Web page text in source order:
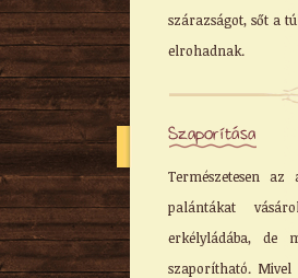
szárazságot, sőt a
elrohadnak.
Szaporítása
Természetesen az
palántákat
erkélyládába, de
szaporítható.